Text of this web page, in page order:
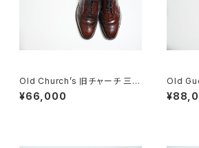
Old Church’s 旧チャーチ 三都
市 Grafton グラフトン 100F
¥66,000
Old
ァー
ck